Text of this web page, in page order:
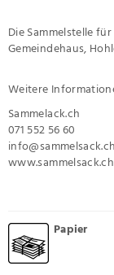
Die Sammelstelle
Gemeindehaus,
Weitere
071 552 56
info@sammelsack.ch
www.sammelsack.ch
Papier